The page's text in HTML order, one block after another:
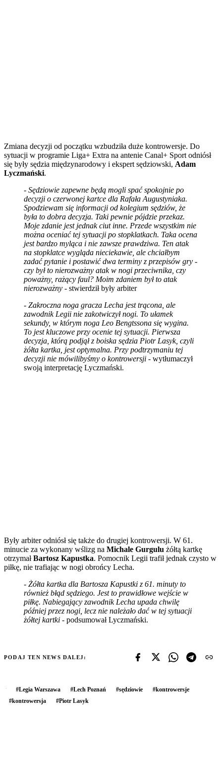
Zmiana decyzji od początku wzbudziła duże kontrowersje. Do
sytuacji w programie Liga+ Extra na antenie Canal+ Sport odniósł
się były sędzia międzynarodowy i ekspert sędziowski, Adam
Lyczmański.
- Sędziowie zapewne będą mogli spać spokojnie po
decyzji o czerwonej kartce dla Rafała Augustyniaka.
Spodziewam się informacji od kolegium sędziów, że
była to dobra decyzja. Taki pewnie pójdzie przekaz.
Moje zdanie jest jednak ciut inne. Przede wszystkim nie
można oceniać tej sytuacji po stopklatkach. Taka ocena
jest bardzo myląca i nie zawsze prawdziwa. Ten atak
na stopklatce wygląda nieciekawie, ale chciałbym
zadać pytanie i postawić dwa terminy z przepisów gry -
czy był to nierozważny atak w nogi przeciwnika, czy
poważny, rażący faul? Moim zdaniem był to atak
nierozważny - stwierdził były arbiter
- Zakroczna noga gracza Lecha jest trącona, ale
zawodnik Legii nie zakotwiczył nogi. To ułamek
sekundy, w którym noga Leo Bengtssona się wygina.
To jest kluczowe przy ocenie tej sytuacji. Pierwsza
decyzja, którą podjął z boiska sędzia Piotr Lasyk, czyli
żółta kartka, jest optymalna. Przy podtrzymaniu tej
decyzji nie mówilibyśmy o kontrowersji - wytłumaczył
swoją interpretację Lyczmański.
Były arbiter odniósł się także do drugiej kontrowersji. W 61.
minucie za wykonany wślizg na Michale Gurgulu żółtą kartkę
otrzymałBartosz Kapustka. Pomocnik Legii trafił jednak czysto w
piłkę, nie trafiając w nogi obrońcy Lecha.
- Żółta kartka dla Bartosza Kapustki z 61. minuty to
również błąd sędziego. Jest to prawidłowe wejście w
piłkę. Nabiegający zawodnik Lecha upada chwilę
później przez nogi, lecz nie należało dać w tej sytuacji
żółtej kartki - podsumował Lyczmański.
PODAJ TEN NEWS DALEJ:
#Legia Warszawa #Lech Poznań #sędziowie #kontrowersje
#kontrowersja #Piotr Lasyk